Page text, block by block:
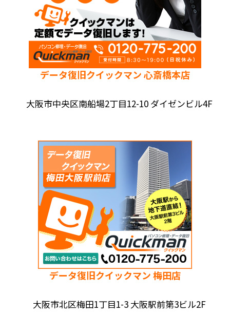
データ復旧クイックマン 心斎橋本店
大阪市中央区南船場2丁目12-10 ダイゼンビル4F
データ復旧クイックマン 梅田店
大阪市北区梅田1丁目1-3 大阪駅前第3ビル2F